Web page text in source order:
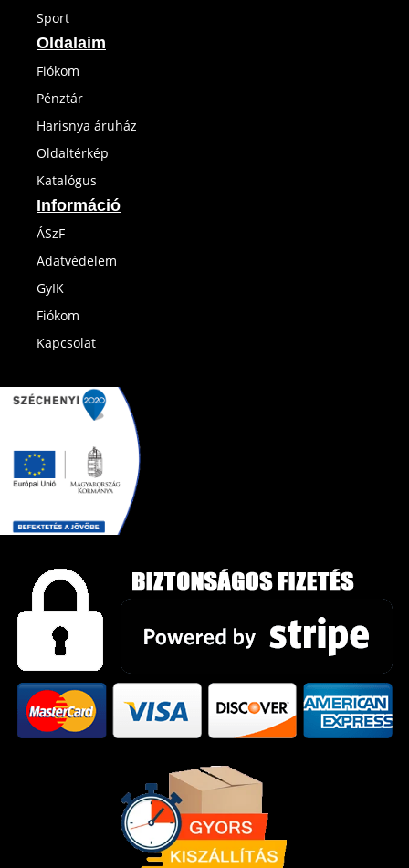
Sport
Oldalaim
Fiókom
Pénztár
Harisnya áruház
Oldaltérkép
Katalógus
Információ
ÁSzF
Adatvédelem
GyIK
Fiókom
Kapcsolat